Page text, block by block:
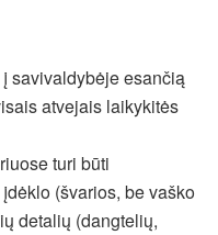
savivaldybėje esančią
atvejais laikykitės
turi būti
(švarios, be vaško
detalių (dangtelių,